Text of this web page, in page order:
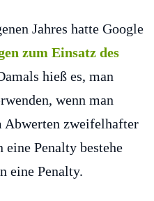
Jahres hatte Google
zum Einsatz des
hieß es, man
wenn man
Abwerten zweifelhafter
Penalty bestehe
eine Penalty.